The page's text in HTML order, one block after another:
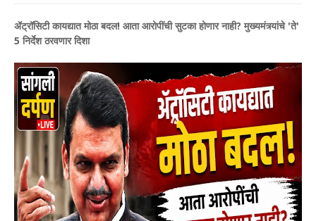
ॲट्रॉसिटी कायद्यात मोठा बदल! आता आरोपींची सुटका होणार नाही? मुख्यमंत्र्यांचे 'ते'
5 निर्देश ठरवणार दिशा